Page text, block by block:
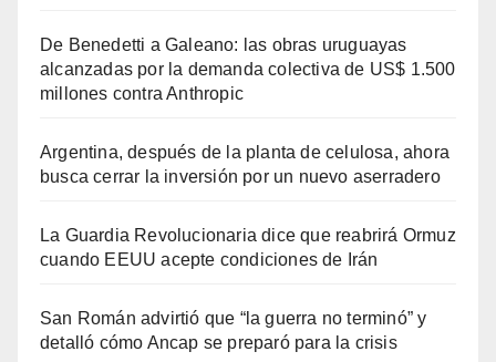
De Benedetti a Galeano: las obras uruguayas
alcanzadas por la demanda colectiva de US$ 1.500
millones contra Anthropic
Argentina, después de la planta de celulosa, ahora
busca cerrar la inversión por un nuevo aserradero
La Guardia Revolucionaria dice que reabrirá Ormuz
cuando EEUU acepte condiciones de Irán
San Román advirtió que “la guerra no terminó” y
detalló cómo Ancap se preparó para la crisis